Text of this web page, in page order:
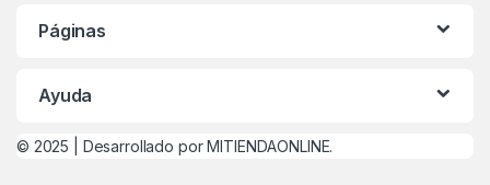
Páginas
Ayuda
© 2025 | Desarrollado por MITIENDAONLINE.